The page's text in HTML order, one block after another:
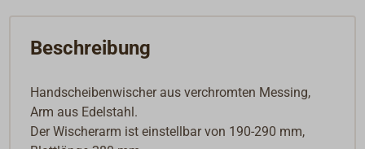
Beschreibung
Handscheibenwischer aus verchromten Messing,
Arm aus Edelstahl.
Der Wischerarm ist einstellbar von 190-290 mm,